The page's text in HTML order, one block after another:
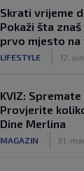
Skrati vrijeme
Pokaži šta
prvo mjesto na
LIFESTYLE 12. jun.
KVIZ:
Provjerite
Dine Merlina
MAGAZIN 31.